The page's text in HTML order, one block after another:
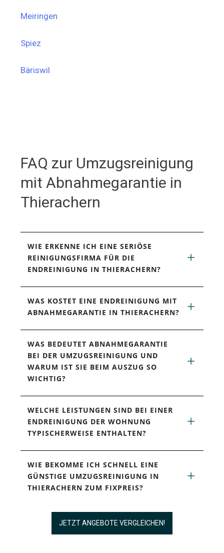
Meiringen
Spiez
Bäriswil
FAQ zur Umzugsreinigung
mit Abnahmegarantie in
Thierachern
WIE ERKENNE ICH EINE SERIÖSE
REINIGUNGSFIRMA FÜR DIE
ENDREINIGUNG IN THIERACHERN?
WAS KOSTET EINE ENDREINIGUNG MIT
ABNAHMEGARANTIE IN THIERACHERN?
WAS BEDEUTET ABNAHMEGARANTIE
BEI DER UMZUGSREINIGUNG UND
WARUM IST SIE BEIM AUSZUG SO
WICHTIG?
WELCHE LEISTUNGEN SIND BEI EINER
ENDREINIGUNG DER WOHNUNG
TYPISCHERWEISE ENTHALTEN?
WIE BEKOMME ICH SCHNELL EINE
GÜNSTIGE UMZUGSREINIGUNG IN
THIERACHERN ZUM FIXPREIS?
JETZT ANGEBOTE VERGLEICHEN!